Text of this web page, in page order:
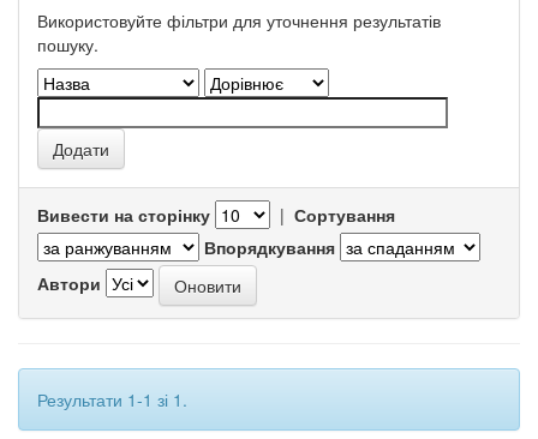
Використовуйте фільтри для уточнення результатів
пошуку.
Вивести на сторінку | Сортування
Впорядкування
Автори
Результати 1-1 зі 1.